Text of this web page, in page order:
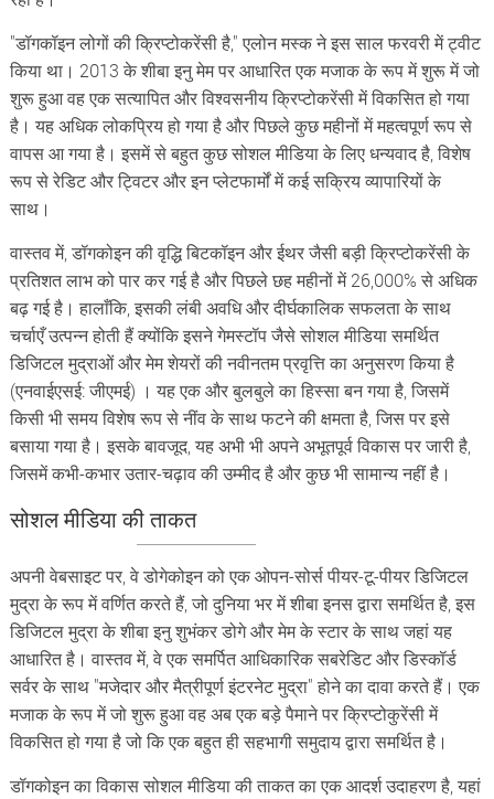
"डॉगकॉइन लोगों की क्रिप्टोकरेंसी है," एलोन मस्क ने इस साल फरवरी में ट्वीट
किया था। 2013 के शीबा इनु मेम पर आधारित एक मजाक के रूप में शुरू में जो
शुरू हुआ वह एक सत्यापित और विश्वसनीय क्रिप्टोकरेंसी में विकसित हो गया
है। यह अधिक लोकप्रिय हो गया है और पिछले कुछ महीनों में महत्वपूर्ण रूप से
वापस आ गया है। इसमें से बहुत कुछ सोशल मीडिया के लिए धन्यवाद है, विशेष
रूप से रेडिट और ट्विटर और इन प्लेटफार्मों में कई सक्रिय व्यापारियों के
साथ।
वास्तव में, डॉगकोइन की वृद्धि बिटकॉइन और ईथर जैसी बड़ी क्रिप्टोकरेंसी के
प्रतिशत लाभ को पार कर गई है और पिछले छह महीनों में 26,000% से अधिक
बढ़ गई है। हालाँकि, इसकी लंबी अवधि और दीर्घकालिक सफलता के साथ
चर्चाएँ उत्पन्न होती हैं क्योंकि इसने गेमस्टॉप जैसे सोशल मीडिया समर्थित
डिजिटल मुद्राओं और मेम शेयरों की नवीनतम प्रवृत्ति का अनुसरण किया है
(एनवाईएसई: जीएमई) । यह एक और बुलबुले का हिस्सा बन गया है, जिसमें
किसी भी समय विशेष रूप से नींव के साथ फटने की क्षमता है, जिस पर इसे
बसाया गया है। इसके बावजूद, यह अभी भी अपने अभूतपूर्व विकास पर जारी है,
जिसमें कभी-कभार उतार-चढ़ाव की उम्मीद है और कुछ भी सामान्य नहीं है।
सोशलमीडियाकीताकत
अपनी वेबसाइट पर, वे डोगेकोइन को एक ओपन-सोर्स पीयर-टू-पीयर डिजिटल
मुद्रा के रूप में वर्णित करते हैं, जो दुनिया भर में शीबा इनस द्वारा समर्थित है, इस
डिजिटल मुद्रा के शीबा इनु शुभंकर डोगे और मेम के स्टार के साथ जहां यह
आधारित है। वास्तव में, वे एक समर्पित आधिकारिक सबरेडिट और डिस्कॉर्ड
सर्वर के साथ "मजेदार और मैत्रीपूर्ण इंटरनेट मुद्रा" होने का दावा करते हैं। एक
मजाक के रूप में जो शुरू हुआ वह अब एक बड़े पैमाने पर क्रिप्टोकुरेंसी में
विकसित हो गया है जो कि एक बहुत ही सहभागी समुदाय द्वारा समर्थित है।
डॉगकोइन का विकास सोशल मीडिया की ताकत का एक आदर्श उदाहरण है, यहां